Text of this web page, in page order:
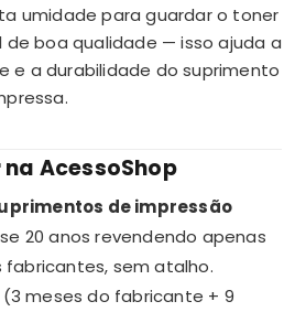
umidade para guardar o toner
boa qualidade — isso ajuda a
e a durabilidade do suprimento
AcessoShop
de impressão
20 anos revendendo apenas
fabricantes, sem atalho.
(3 meses do fabricante + 9